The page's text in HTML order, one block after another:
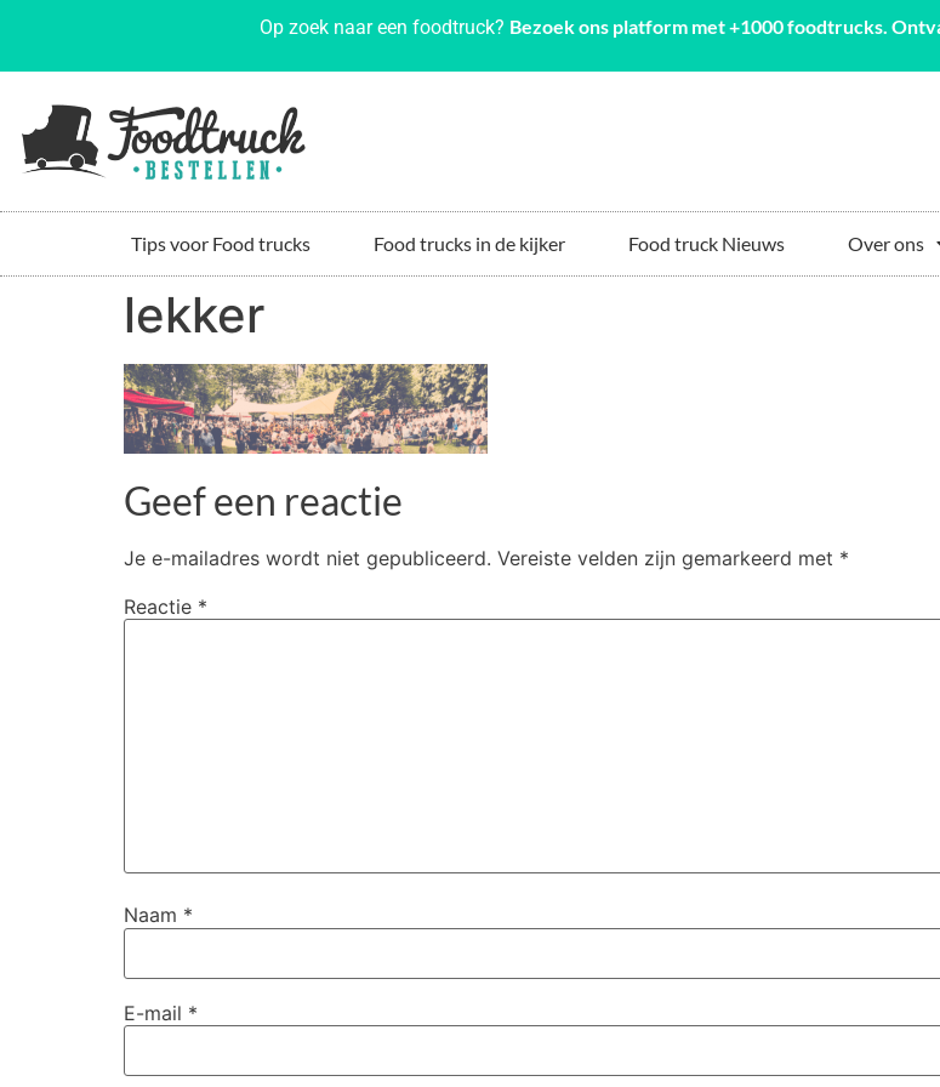
Op zoek naar een foodtruck? Bezoek ons platform met +1000 foodtrucks.
Tips voor Food trucks Food trucks in de kijker Food truck Nieuws Over ons
lekker
Geef een reactie
Je e-mailadres wordt niet gepubliceerd. Vereiste velden zijn gemarkeerd met *
Reactie *
Naam *
E-mail *